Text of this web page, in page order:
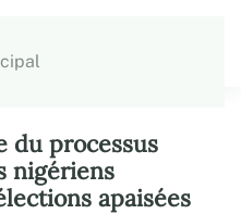
du processus
nigériens
apaisées